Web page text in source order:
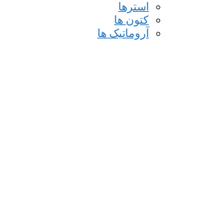
استرها
کتون ها
آروماتیک ها